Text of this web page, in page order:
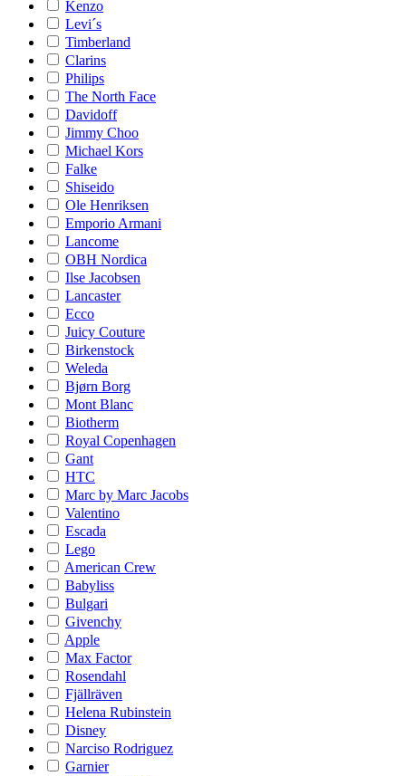
Kenzo
Levi´s
Timberland
Clarins
Philips
The North Face
Davidoff
Jimmy Choo
Michael Kors
Falke
Shiseido
Ole Henriksen
Emporio Armani
Lancome
OBH Nordica
Ilse Jacobsen
Lancaster
Ecco
Juicy Couture
Birkenstock
Weleda
Bjørn Borg
Mont Blanc
Biotherm
Royal Copenhagen
Gant
HTC
Marc by Marc Jacobs
Valentino
Escada
Lego
American Crew
Babyliss
Bulgari
Givenchy
Apple
Max Factor
Rosendahl
Fjällräven
Helena Rubinstein
Disney
Narciso Rodriguez
Garnier